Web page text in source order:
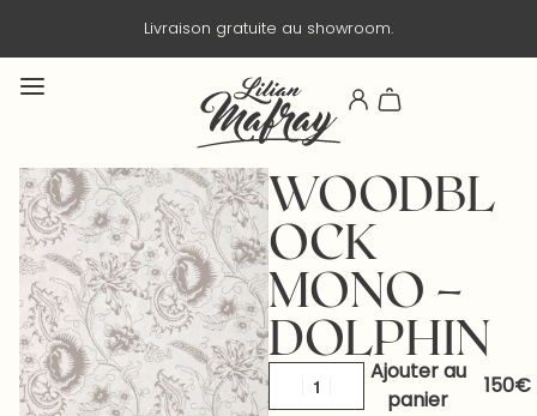
Livraison gratuite au showroom.
WOODBL
OCK
MONO –
DOLPHIN
Ajouter au
panier